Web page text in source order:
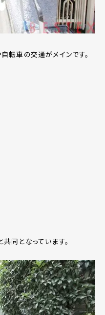
転車の交通がメインです。
同となっています。